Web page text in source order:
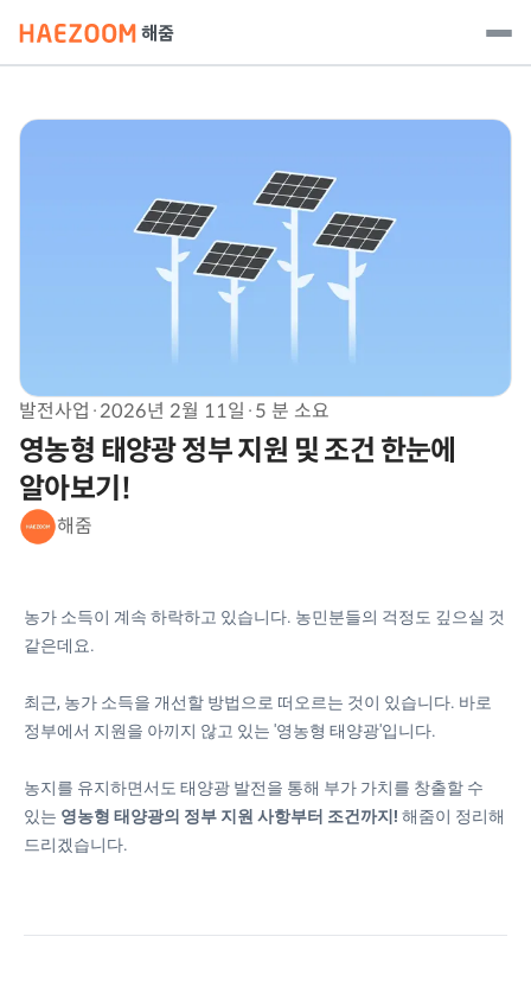
발전사업 ·2026년 2월 11일 ·5 분 소요
영농형 태양광 정부 지원 및 조건 한눈에
알아보기!
해줌
농가 소득이 계속 하락하고 있습니다. 농민분들의 걱정도 깊으실 것
같은데요.
최근, 농가 소득을 개선할 방법으로 떠오르는 것이 있습니다. 바로
정부에서 지원을 아끼지 않고 있는 '영농형 태양광'입니다.
농지를 유지하면서도 태양광 발전을 통해 부가 가치를 창출할 수
있는 영농형 태양광의 정부 지원 사항부터 조건까지! 해줌이 정리해
드리겠습니다.